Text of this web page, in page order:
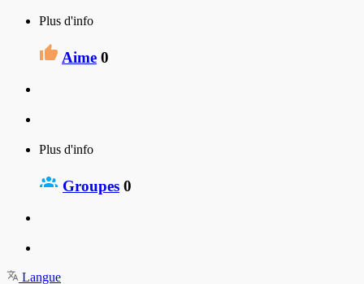
Plus d'info
Aime 0
Plus d'info
Groupes 0
Langue